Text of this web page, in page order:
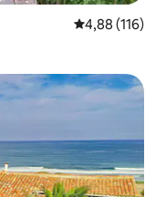
Évaluation
4,88 (116)